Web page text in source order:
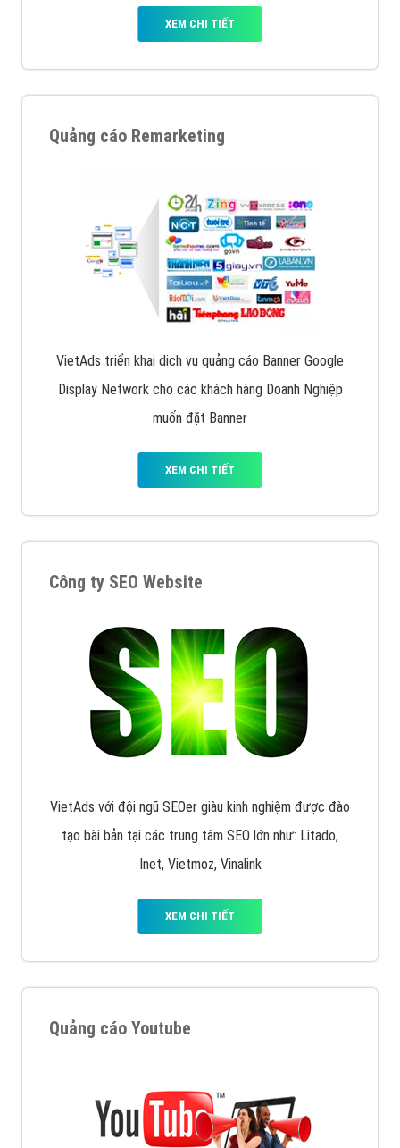
XEM CHI TIẾT
Quảng cáo Remarketing
VietAds triển khai dịch vụ quảng cáo Banner Google
Display Network cho các khách hàng Doanh Nghiệp
muốn đặt Banner
XEM CHI TIẾT
Công ty SEO Website
VietAds với đội ngũ SEOer giàu kinh nghiệm được đào
tạo bài bản tại các trung tâm SEO lớn như: Litado,
Inet, Vietmoz, Vinalink
XEM CHI TIẾT
Quảng cáo Youtube